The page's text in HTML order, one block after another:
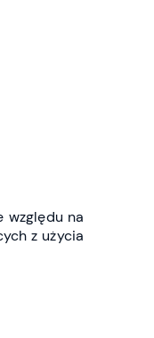
względu na
z użycia